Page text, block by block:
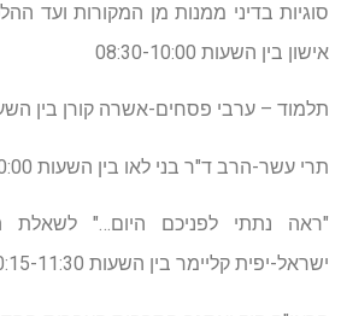
סוגיות בדיני ממנות מן המקורות ועד
אישון בין השעות 08:30-10:00
תלמוד – ערבי פסחים-אשרה קורן בין השעות 08:30-
תרי עשר-הרב ד"ר בני לאו בין השעות 09:00-10:00
"ראה נתתי לפניכם היום…"
ישראל-יפית קליימר בין השעות 10:15-11:30